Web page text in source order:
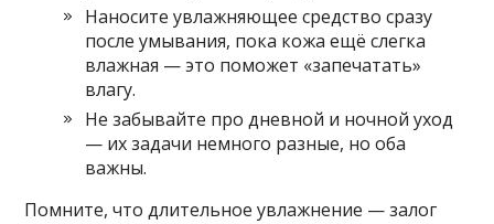
Наносите увлажняющее средство сразу
после умывания, пока кожа ещё слегка
влажная — это поможет «запечатать»
влагу.
Не забывайте про дневной и ночной уход
— их задачи немного разные, но оба
важны.
Помните, что длительное увлажнение — залог